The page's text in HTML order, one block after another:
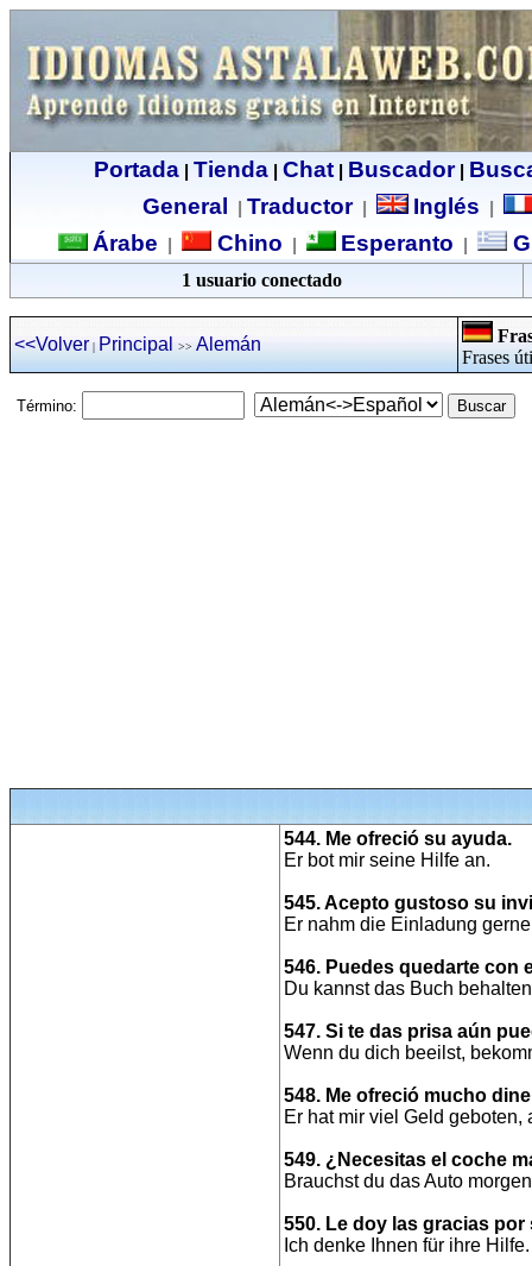
Portada| Tienda| Chat| Buscador|
General
Traductor| Inglés
Árabe Chino Esperanto
1 usuario conectado
<<Volver | Principal >> Alemán
Frases
Término:
544. Me ofreció su ayuda.
Er bot mir seine Hilfe an.
545. Acepto gustoso su
Er nahm die Einladung
546. Puedes quedarte con
Du kannst das Buch
547. Si te das prisa aún
Wenn du dich beeilst,
548. Me ofreció mucho
Er hat mir viel Geld
549. ¿Necesitas el coche
Brauchst du das Auto
550. Le doy las gracias por
Ich denke Ihnen für ihre Hilfe.